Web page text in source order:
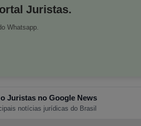
Juristas.
Whatsapp.
Juristas no Google News
notícias jurídicas do Brasil